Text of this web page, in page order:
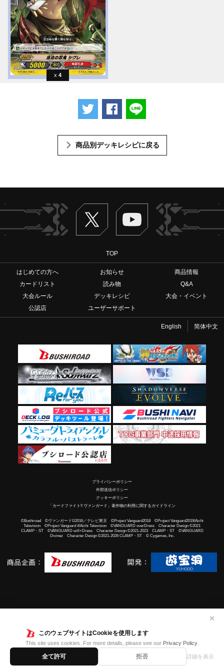
このウェブサイトはCookieを使用します
This site uses cookies. For more details, please see our Privacy Policy.
全て許可 拒否 詳細を表示
✕
4
ツイートするFacebookでシェアする
商品別デッキレシピに戻る
Twitter ヴァンガードch
TOP
はじめての方へ お知らせ
商品情報
カードリスト
読み物
Q&A
大会ルール
デッキレシピ
大会・イベント
公認店
ユーザーサポート
English 简体中文
プライバシーポリシー
外部送信ポリシー
クッキーポリシー
「カードファイト!! ヴァンガード」著作物の利用に関するガイドライン
©Bushiroad ©ヴァンガードG2016／テレビ東京 ©Project Vanguard2018 ©Project Vanguard2019/Aichi
Television ©Project Vanguard if/Aichi Television ©VANGUARD overDress Character Design ©2021
CLAMP・ST ©VANGUARD will+Dress Character Design ©2021-2023 CLAMP・ST ©VANGUARD
Divinez Character Design ©2021-2026 CLAMP・ST © Cygames, Inc.